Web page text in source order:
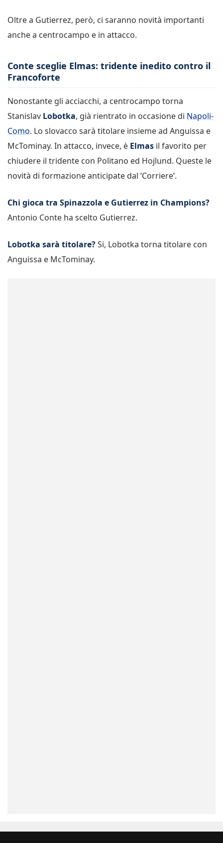
Oltre a Gutierrez, però, ci saranno novità importanti
anche a centrocampo e in attacco.
Conte sceglie Elmas: tridente inedito contro il
Francoforte
Nonostante gli acciacchi, a centrocampo torna
Stanislav Lobotka, già rientrato in occasione di Napoli-
Como. Lo slovacco sarà titolare insieme ad Anguissa e
McTominay. In attacco, invece, è Elmas il favorito per
chiudere il tridente con Politano ed Hojlund. Queste le
novità di formazione anticipate dal ‘Corriere’.
Chi gioca tra Spinazzola e Gutierrez in Champions?
Antonio Conte ha scelto Gutierrez.
Lobotka sarà titolare?Si, Lobotka torna titolare con
Anguissa e McTominay.